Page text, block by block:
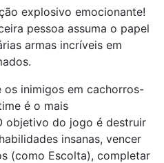
explosivo emocionante!
pessoa assuma o papel
armas incríveis em
inimigos em cachorros-
é o mais
objetivo do jogo é destruir
insanas, vencer
(como Escolta), completar